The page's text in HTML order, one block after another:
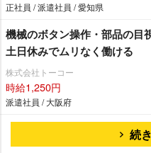
正社員 / 派遣社員 / 愛知県
機械のボタン操作・部品の目
土日休みでムリなく働ける
株式会社トーコー
時給1,250円
派遣社員 / 大阪府
続